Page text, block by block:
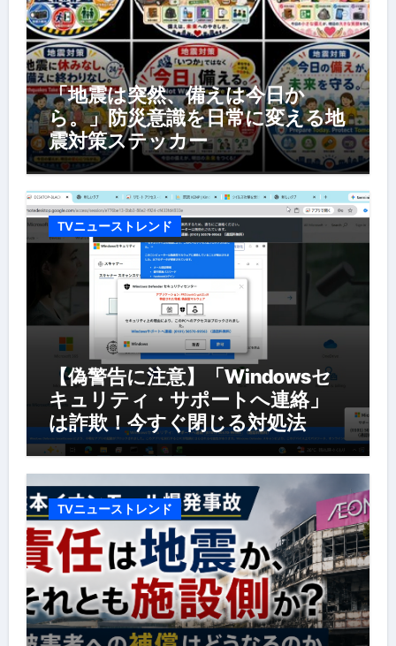
「地震は突然、備えは今日か
ら。」防災意識を日常に変える地
震対策ステッカー
TVニューストレンド
【偽警告に注意】「Windowsセ
キュリティ・サポートへ連絡」
は詐欺！今すぐ閉じる対処法
TVニューストレンド